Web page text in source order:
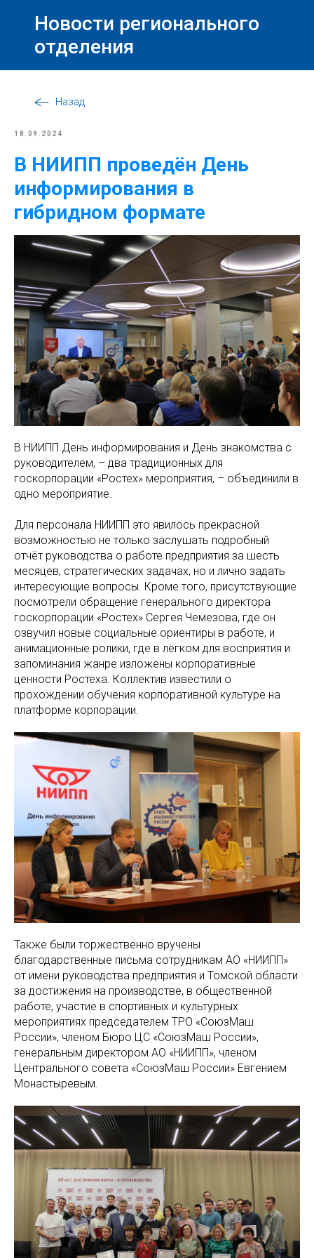
Новости регионального
отделения
Назад
18.09.2024
В НИИПП проведён День
информирования в
гибридном формате
В НИИПП День информирования и День знакомства с
руководителем, – два традиционных для
госкорпорации «Ростех» мероприятия, – объединили в
одно мероприятие.
Для персонала НИИПП это явилось прекрасной
возможностью не только заслушать подробный
отчёт руководства о работе предприятия за шесть
месяцев, стратегических задачах, но и лично задать
интересующие вопросы. Кроме того, присутствующие
посмотрели обращение генерального директора
госкорпорации «Ростех» Сергея Чемезова, где он
озвучил новые социальные ориентиры в работе, и
анимационные ролики, где в лёгком для восприятия и
запоминания жанре изложены корпоративные
ценности Ростеха. Коллектив известили о
прохождении обучения корпоративной культуре на
платформе корпорации.
Также были торжественно вручены
благодарственные письма сотрудникам АО «НИИПП»
от имени руководства предприятия и Томской области
за достижения на производстве, в общественной
работе, участие в спортивных и культурных
мероприятиях председателем ТРО «СоюзМаш
России», членом Бюро ЦС «СоюзМаш России»,
генеральным директором АО «НИИПП», членом
Центрального совета «СоюзМаш России» Евгением
Монастыревым.